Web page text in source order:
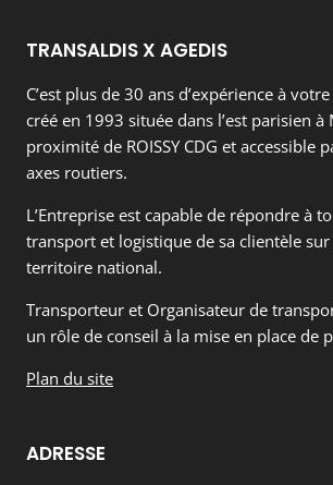
TRANSALDIS X AGEDIS
C’est plus de 30 ans d’expérience à
créé en 1993 située dans l’est parisien à
proximité de ROISSY CDG et accessible
axes routiers.
L’Entreprise est capable de répondre à
transport et logistique de sa clientèle sur
territoire national.
Transporteur et Organisateur de
un rôle de conseil à la mise en place de
Plan du site
ADRESSE